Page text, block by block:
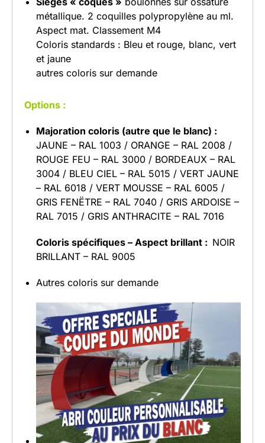
métallique. 2 coquilles polypropylène au ml.
Aspect mat. Classement M4
Coloris standards : Bleu et rouge, blanc, vert
et jaune
autres coloris sur demande
Options :
Majoration coloris (autre que le blanc) :
JAUNE – RAL 1003 / ORANGE – RAL 2008 /
ROUGE FEU – RAL 3000 / BORDEAUX – RAL
3004 / BLEU CIEL – RAL 5015 / VERT JAUNE
– RAL 6018 / VERT MOUSSE – RAL 6005 /
GRIS FENËTRE – RAL 7040 / GRIS ARDOISE –
RAL 7015 / GRIS ANTHRACITE – RAL 7016
Coloris spécifiques – Aspect brillant : NOIR
BRILLANT – RAL 9005
Autres coloris sur demande